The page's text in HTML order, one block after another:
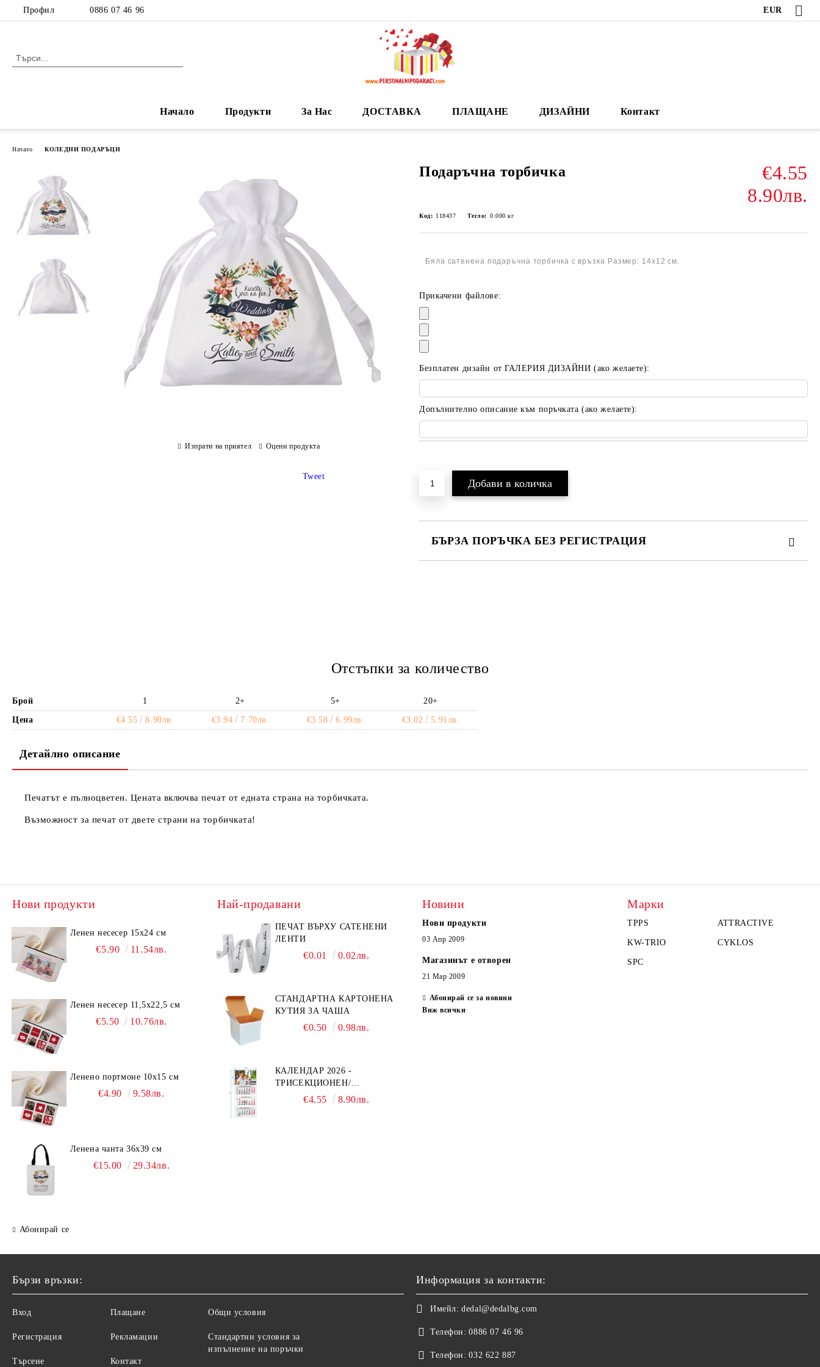
Профил 0886 07 46 96 EUR
Начало Продукти За Нас ДОСТАВКА ПЛАЩАНЕ ДИЗАЙНИ Контакт
Начало КОЛЕДНИ ПОДАРЪЦИ
Подаръчна торбичка
€4.55
8.90лв.
Код: 118437 Тегло: 0.000 кг
Бяла сатенена подаръчна торбичка с връзка Размер: 14х12 см.
Прикачени файлове:
Безплатен дизайн от ГАЛЕРИЯ ДИЗАЙНИ (ако желаете):
Допълнително описание към поръчката (ако желаете):
БЪРЗА ПОРЪЧКА БЕЗ РЕГИСТРАЦИЯ
Изпрати на приятел Оцени продукта
Tweet
Отстъпки за количество
Брой 1 2+ 5+ 20+
Цена €4.55 8.90лв. €3.94 7.70лв. €3.58 6.99лв. €3.02 5.91лв.
Детайлно описание
Печатът е пълноцветен. Цената включва печат от едната страна на торбичката.
Възможност за печат от двете страни на торбичката!
Нови продукти
Ленен несесер 15х24 см
€5.90 11.54лв.
Ленен несесер 11,5х22,5 см
€5.50 10.76лв.
Ленено портмоне 10х15 см
€4.90 9.58лв.
Ленена чанта 36х39 см
€15.00 29.34лв.
Абонирай се
Най-продавани
ПЕЧАТ ВЪРХУ САТЕНЕНИ
ЛЕНТИ
€0.01 0.02лв.
СТАНДАРТНА КАРТОНЕНА
КУТИЯ ЗА ЧАША
€0.50 0.98лв.
КАЛЕНДАР 2026 -
ТРИСЕКЦИОНЕН/
ЕДНОСЕКЦИОНЕН
€4.55 8.90лв.
Новини
Нови продукти
03 Апр 2009
Магазинът е отворен
21 Мар 2009
Абонирай се за новини
Виж всички
Марки
TPPS ATTRACTIVE
KW-TRIO CYKLOS
SPC
Бързи връзки:
Вход
Регистрация
Търсене
Плащане
Рекламации
Контакт
Общи условия
Стандартни условия за
изпълнение на поръчки
Информация за контакти:
Имейл: dedal@dedalbg.com
Телефон: 0886 07 46 96
Телефон: 032 622 887